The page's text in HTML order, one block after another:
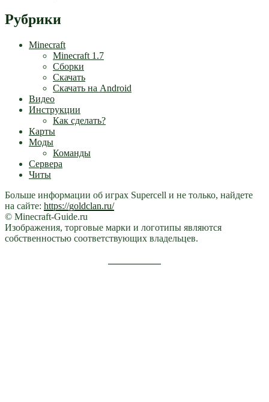
Рубрики
Minecraft
Minecraft 1.7
Сборки
Скачать
Скачать на Android
Видео
Инструкции
Как сделать?
Карты
Моды
Команды
Сервера
Читы
Больше информации об играх Supercell и не только, найдете
на сайте: https://goldclan.ru/
© Minecraft-Guide.ru
Изображения, торговые марки и логотипы являются
собственностью соответствующих владельцев.